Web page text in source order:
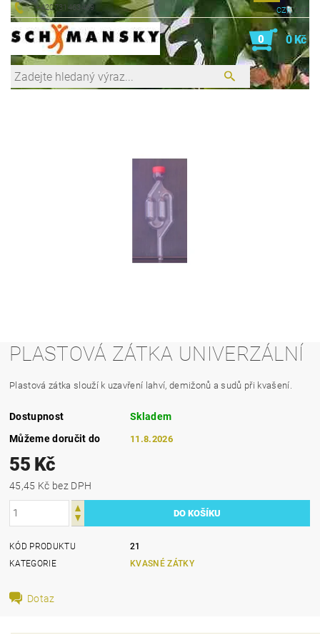
+420731463469 CZK EUR
0 0 Kč
PLASTOVÁ ZÁTKA UNIVERZÁLNÍ
Plastová zátka slouží k uzavření lahví, demižonů a sudů při kvašení.
Dostupnost
Skladem
Můžeme doručit do
11.8.2026
55 Kč
45,45 Kč bez DPH
KÓD PRODUKTU
21
KATEGORIE
KVASNÉ ZÁTKY
Dotaz